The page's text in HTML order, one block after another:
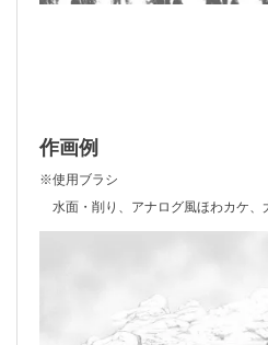
作画例
※使用ブラシ
水面・削り、アナログ風ほわカケ、